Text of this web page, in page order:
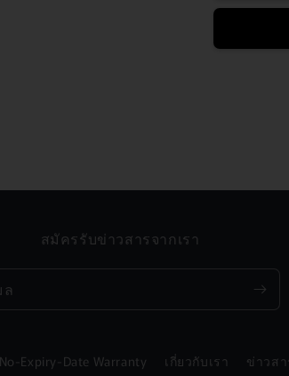
สมัครรับข่าวสารจากเรา
ล
No-Expiry-Date Warranty เกี่ยวกับเรา ข่าวสา